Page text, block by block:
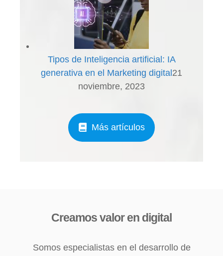
Tipos de Inteligencia artificial: IA
generativa en el Marketing digital21
noviembre, 2023
Más artículos
Creamos valor en digital
Somos especialistas en el desarrollo de